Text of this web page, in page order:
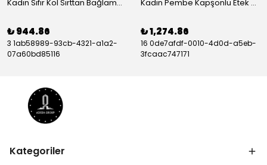
Kadın Sıfır Kol Sırttan Bağlamalı Fırfırlı çiçek Desenli Süprem Elbise - ADS-164603-S-M
₺ 944.86
3 1ab58989-93cb-4321-a1a2-
07a60bd85116
Kadın Pembe Kapşonlu Etek Ucu Detay Arma Ters Dikiş Gorunumlu Ikili Takım - ADS-135048-3XL
₺ 1,274.86
16 0de7afdf-0010-4d0d-a5eb-
3fcaac747171
Kategoriler